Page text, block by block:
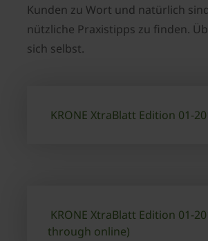
Kunden zu Wort und natürlich
nützliche Praxistipps zu finden.
sich selbst.
KRONE XtraBlatt Edition 01-
KRONE XtraBlatt Edition 01-
through online)